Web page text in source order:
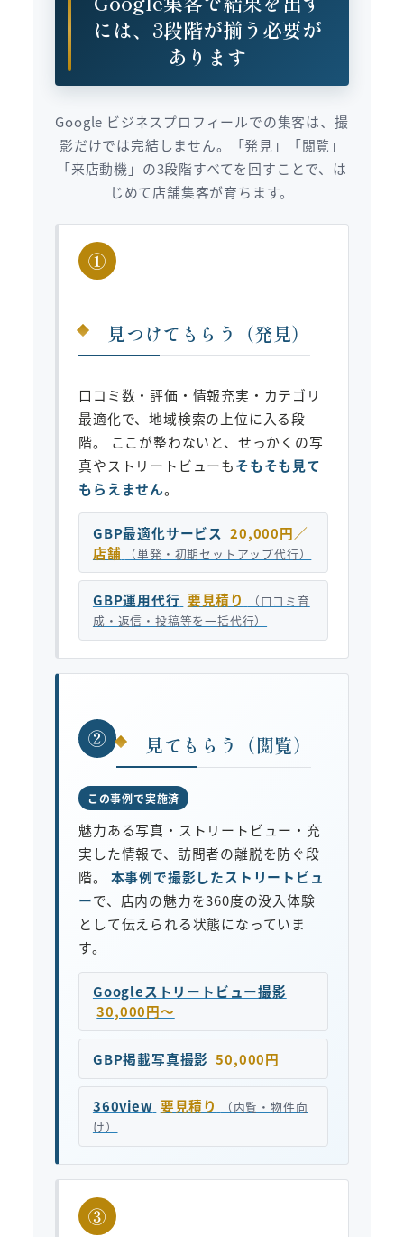
には、3段階が揃う必要が
あります
Google ビジネスプロフィールでの集客は、撮
影だけでは完結しません。「発見」「閲覧」
「来店動機」の3段階すべてを回すことで、は
じめて店舗集客が育ちます。
①
見つけてもらう（発見）
口コミ数・評価・情報充実・カテゴリ
最適化で、地域検索の上位に入る段
階。 ここが整わないと、せっかくの写
真やストリートビューもそもそも見て
もらえません。
GBP最適化サービス 20,000円／
店舗
（単発・初期セットアップ代行）
GBP運用代行 要見積り
（口コミ育
成・返信・投稿等を一括代行）
② 見てもらう（閲覧）
この事例で実施済
魅力ある写真・ストリートビュー・充
実した情報で、訪問者の離脱を防ぐ段
階。 本事例で撮影したストリートビュ
ーで、店内の魅力を360度の没入体験
として伝えられる状態になっていま
す。
Googleストリートビュー撮影
30,000円〜
GBP掲載写真撮影 50,000円
360view 要見積り
（内覧・物件向
け）
③